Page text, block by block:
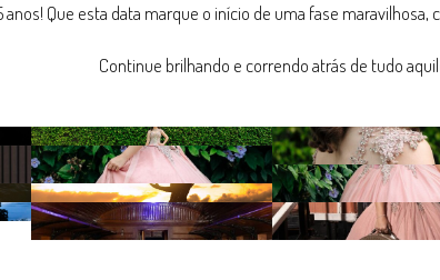
anos! Que esta data marque o início de uma fase
Continue brilhando e correndo atrás de tudo